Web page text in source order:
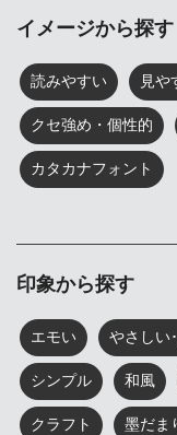
イメージから探す
読みやすい 見や
クセ強め・個性的
カタカナフォント
印象から探す
エモい やさしい
シンプル 和風
クラフト 墨だま